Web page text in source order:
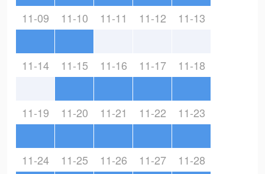
11-09 11-10 11-11 11-12 11-13
11-14 11-15 11-16 11-17 11-18
11-19 11-20 11-21 11-22 11-23
11-24 11-25 11-26 11-27 11-28